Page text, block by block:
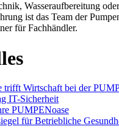
Wasseraufbereitung
ist das Team der
für Fachhändler.
trifft Wirtschaft bei der
IT-Sicherheit
PUMPENoase
für Betriebliche